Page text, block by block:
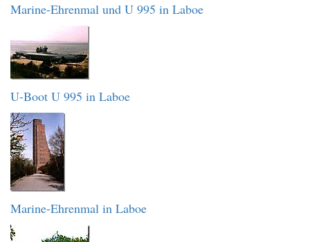
Marine-Ehrenmal und U 995 in Laboe
U-Boot U 995 in Laboe
Marine-Ehrenmal in Laboe